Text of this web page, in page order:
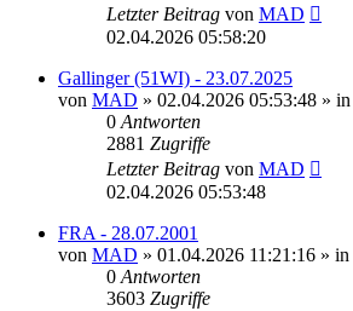
Letzter Beitrag von MAD
02.04.2026 05:58:20
Gallinger (51WI) - 23.07.2025
von MAD » 02.04.2026 05:53:48 » in
0 Antworten
2881 Zugriffe
Letzter Beitrag von MAD
02.04.2026 05:53:48
FRA - 28.07.2001
von MAD » 01.04.2026 11:21:16 » in
0 Antworten
3603 Zugriffe